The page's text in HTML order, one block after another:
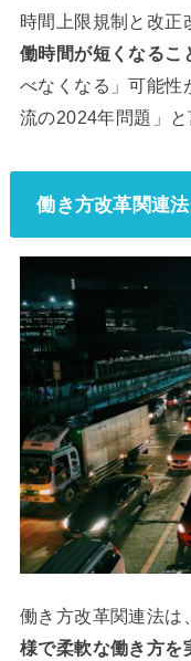
時間上限規制と改正
働時間が短くなるこ
べなくなる」可能性
流の2024年問題」と
働き方改革関連
働き方改革関連法は
様で柔軟な働き方を